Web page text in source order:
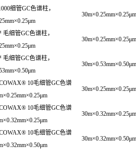
细管GC色谱柱，
30m×0.25mm×0.25μm
细管GC色谱柱，
30m×0.25mm×0.25μm
细管GC色谱柱，
30m×0.53mm×0.50μm
10毛细管GC色谱
30m×0.25mm×0.25μm
10毛细管GC色谱
30m×0.32mm×0.25μm
10毛细管GC色谱
30m×0.32mm×0.50μm